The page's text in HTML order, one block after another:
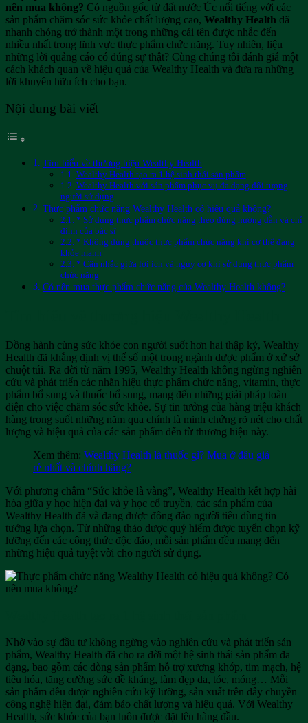
nên mua không? Có nguồn gốc từ đất nước Úc nổi tiếng với các
sản phẩm chăm sóc sức khỏe chất lượng cao, Wealthy Health đã
nhanh chóng trở thành một trong những cái tên được nhắc đến
nhiều nhất trong lĩnh vực thực phẩm chức năng. Tuy nhiên, liệu
những lời quảng cáo có đúng sự thật? Cùng chúng tôi đánh giá một
cách khách quan về hiệu quả của Wealthy Health và đưa ra những
lời khuyên hữu ích cho bạn.
Nội dung bài viết
Tìm hiểu về thương hiệu Wealthy Health
Wealthy Health tạo ra 1 hệ sinh thái sản phẩm
Wealthy Health với sản phẩm phục vụ đa dạng đối tượng
người sử dụng
Thực phẩm chức năng Wealthy Health có hiệu quả không?
* Sử dụng thực phẩm chức năng theo đúng hướng dẫn và chỉ
định của bác sĩ
* Không dùng thuốc thực phẩm chức năng khi cơ thể đang
khỏe mạnh
* Cân nhắc giữa lợi ích và nguy cơ khi sử dụng thực phẩm
chức năng
Có nên mua thực phẩm chức năng của Wealthy Health không?
Đồng hành cùng sức khỏe con người suốt hơn hai thập kỷ, Wealthy
Health đã khẳng định vị thế số một trong ngành dược phẩm ở xứ sở
chuột túi. Ra đời từ năm 1995, Wealthy Health không ngừng nghiên
cứu và phát triển các nhãn hiệu thực phẩm chức năng, vitamin, thực
phẩm bổ sung và thuốc bổ sung, mang đến những giải pháp toàn
diện cho việc chăm sóc sức khỏe. Sự tin tưởng của hàng triệu khách
hàng trong suốt những năm qua chính là minh chứng rõ nét cho chất
lượng và hiệu quả của các sản phẩm đến từ thương hiệu này.
Xem thêm: Wealthy Health là thuốc gì? Mua ở đâu giá
rẻ nhất và chính hãng?
Với phương châm “Sức khỏe là vàng”, Wealthy Health kết hợp hài
hòa giữa y học hiện đại và y học cổ truyền, các sản phẩm của
Wealthy Health đã và đang được đông đảo người tiêu dùng tin
tưởng lựa chọn. Từ những thảo dược quý hiếm được tuyển chọn kỹ
lưỡng đến các công thức độc đáo, mỗi sản phẩm đều mang đến
những hiệu quả tuyệt vời cho người sử dụng.
Nhờ vào sự đầu tư không ngừng vào nghiên cứu và phát triển sản
phẩm, Wealthy Health đã cho ra đời một hệ sinh thái sản phẩm đa
dạng, bao gồm các dòng sản phẩm hỗ trợ xương khớp, tim mạch, hệ
tiêu hóa, tăng cường sức đề kháng, làm đẹp da, tóc, móng… Mỗi
sản phẩm đều được nghiên cứu kỹ lưỡng, sản xuất trên dây chuyền
công nghệ hiện đại, đảm bảo chất lượng và hiệu quả. Với Wealthy
Health, sức khỏe của bạn luôn được đặt lên hàng đầu.